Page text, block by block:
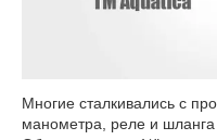
Многие сталкивались с
манометра, реле и шланга